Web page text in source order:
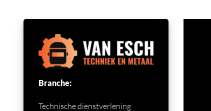
Branche:
Technische dienstverlening